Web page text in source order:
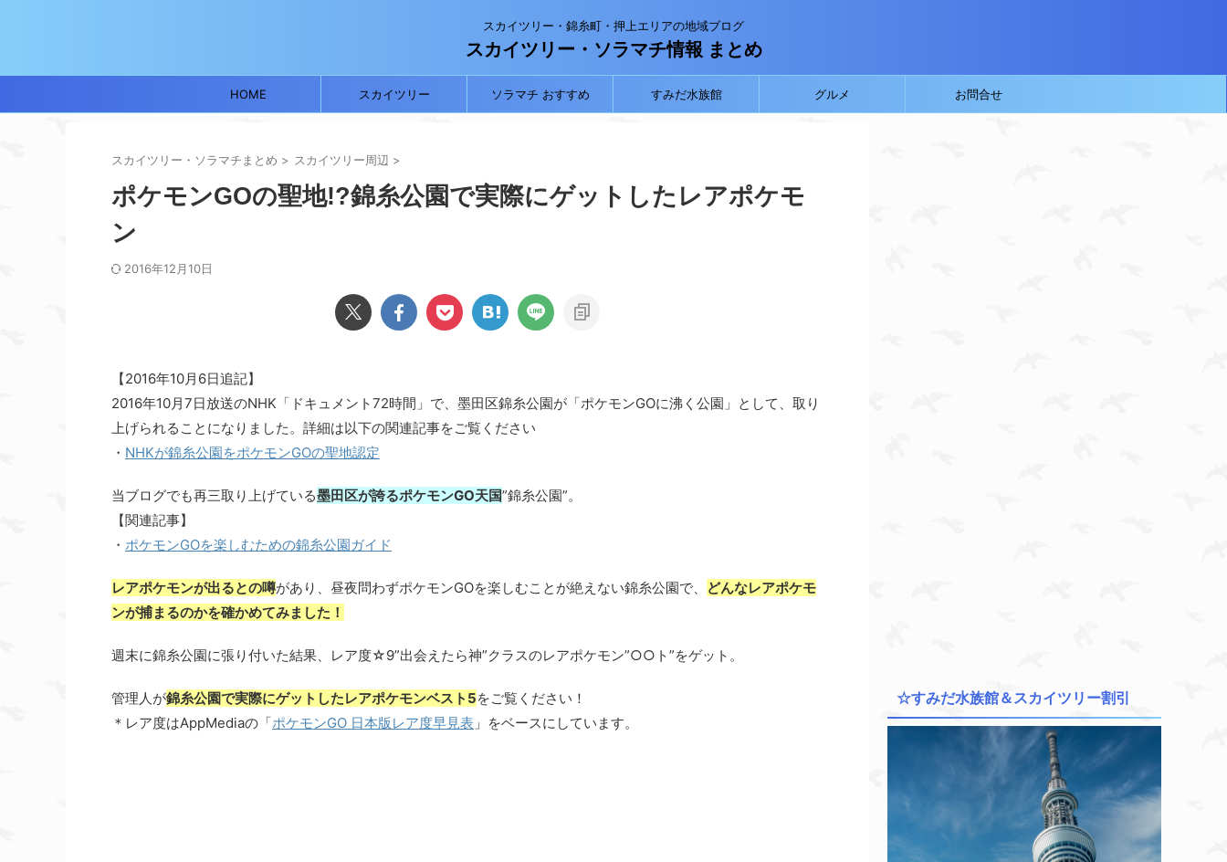
スカイツリー・錦糸町・押上エリアの地域ブログ
スカイツリー・ソラマチ情報 まとめ
HOME スカイツリー ソラマチ おすすめ すみだ水族館 グルメ お問合せ
スカイツリー・ソラマチまとめ > スカイツリー周辺 >
ポケモンGOの聖地!?錦糸公園で実際にゲットしたレアポケモ
ン
2016年12月10日
【2016年10月6日追記】
2016年10月7日放送のNHK「ドキュメント72時間」で、墨田区錦糸公園が「ポケモンGOに沸く公園」として、取り
上げられることになりました。詳細は以下の関連記事をご覧ください
・ NHKが錦糸公園をポケモンGOの聖地認定
当ブログでも再三取り上げている墨田区が誇るポケモンGO天国”錦糸公園”。
【関連記事】
・ ポケモンGOを楽しむための錦糸公園ガイド
レアポケモンが出るとの噂があり、昼夜問わずポケモンGOを楽しむことが絶えない錦糸公園で、
どんなレアポケモ
ンが捕まるのかを確かめてみました！
週末に錦糸公園に張り付いた結果、レア度☆9”出会えたら神”クラスのレアポケモン”○○ト”をゲット。
管理人が錦糸公園で実際にゲットしたレアポケモンベスト5をご覧ください！
＊レア度はAppMediaの「ポケモンGO 日本版レア度早見表 」をベースにしています。
☆すみだ水族館＆スカイツリー割引